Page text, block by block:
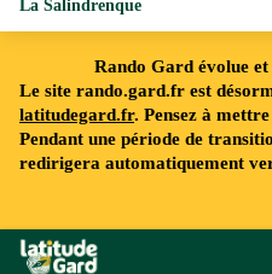
Rando Gard évolue
Le site rando.gard.fr est
latitudegard.fr. Pensez à
Pendant une période de
redirigera automatiquement
Rando Gard
La Salindrenque